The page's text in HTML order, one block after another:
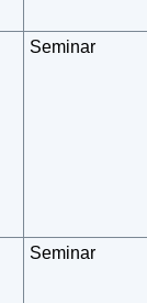
Seminar
Seminar